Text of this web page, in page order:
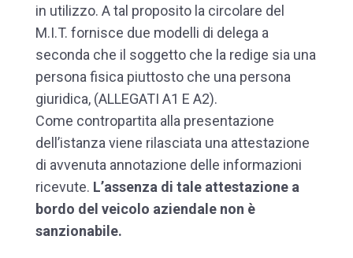
in utilizzo. A tal proposito la circolare del
M.I.T. fornisce due modelli di delega a
seconda che il soggetto che la redige sia una
persona fisica piuttosto che una persona
giuridica, (ALLEGATI A1 E A2).
Come contropartita alla presentazione
dell’istanza viene rilasciata una attestazione
di avvenuta annotazione delle informazioni
ricevute. L’assenza di tale attestazione a
bordo del veicolo aziendale non è
sanzionabile.